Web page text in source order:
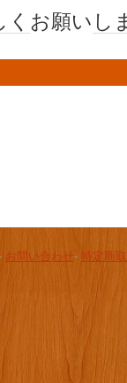
お願い し
お問い合わせ- 特定商